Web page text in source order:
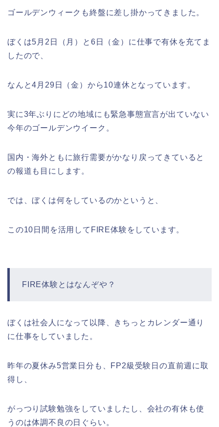
ゴールデンウィークも終盤に差し掛かってきました。
ぼくは5月2日（月）と6日（金）に仕事で有休を充てま
したので、
なんと4月29日（金）から10連休となっています。
実に3年ぶりにどの地域にも緊急事態宣言が出ていない
今年のゴールデンウイーク。
国内・海外ともに旅行需要がかなり戻ってきていると
の報道も目にします。
では、ぼくは何をしているのかというと、
この10日間を活用してFIRE体験をしています。
FIRE体験とはなんぞや？
ぼくは社会人になって以降、きちっとカレンダー通り
に仕事をしていました。
昨年の夏休み5営業日分も、FP2級受験日の直前週に取
得し、
がっつり試験勉強をしていましたし、会社の有休も使
うのは体調不良の日ぐらい。